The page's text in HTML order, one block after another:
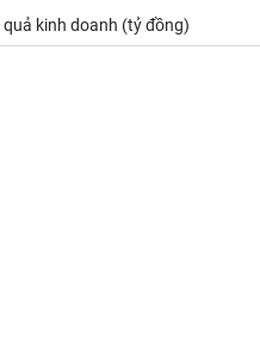
quả kinh doanh (tỷ đồng)